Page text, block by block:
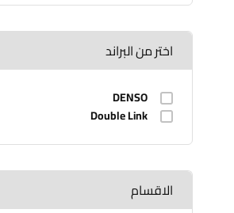
اختر من البراند
DENSO
Double Link
الاقسام